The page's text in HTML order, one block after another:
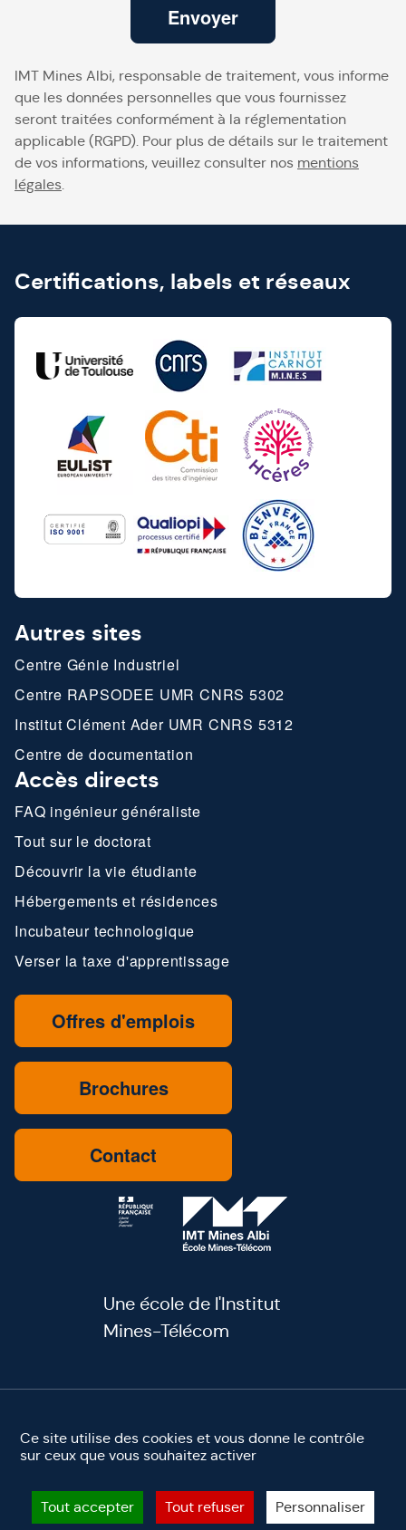
Ce site utilise des cookies et vous donne le contrôle
sur ceux que vous souhaitez activer
Tout accepter Tout refuser Personnaliser
Envoyer
IMT Mines Albi, responsable de traitement, vous informe
que les données personnelles que vous fournissez
seront traitées conformément à la réglementation
applicable (RGPD). Pour plus de détails sur le traitement
de vos informations, veuillez consulter nos mentions
légales.
Certifications, labels et réseaux
Autres sites
Centre Génie Industriel
Centre RAPSODEE UMR CNRS 5302
Institut Clément Ader UMR CNRS 5312
Centre de documentation
Accès directs
FAQ ingénieur généraliste
Tout sur le doctorat
Découvrir la vie étudiante
Hébergements et résidences
Incubateur technologique
Verser la taxe d'apprentissage
Offres d'emplois
Brochures
Contact
Une école de l'Institut
Mines-Télécom
youtube
linkedin
facebook
instagram
Mentions légales
©2025 IMT Mines Albi. Tous droits réservés